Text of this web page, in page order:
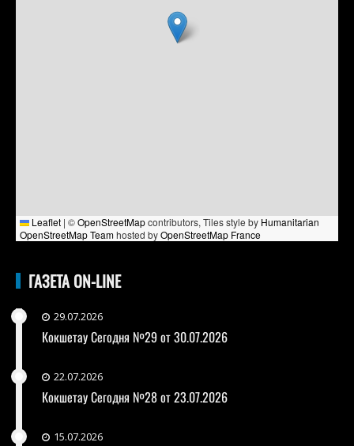
Leaflet | ©OpenStreetMapcontributors, Tiles style by Humanitarian
OpenStreetMap Teamhosted byOpenStreetMap France
ГАЗЕТА ON-LINE
29.07.2026
Кокшетау Сегодня №29 от 30.07.2026
22.07.2026
Кокшетау Сегодня №28 от 23.07.2026
15.07.2026